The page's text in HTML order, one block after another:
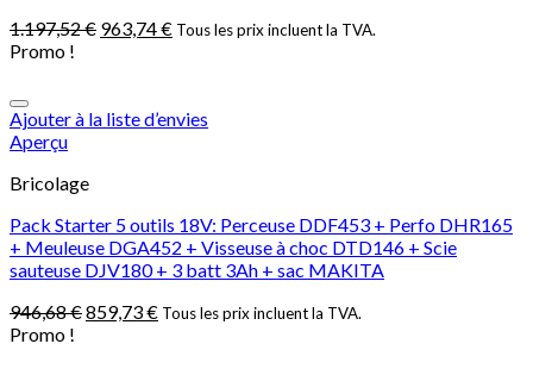
1.197,52€ 963,74€ Tous les prix incluent la TVA.
Promo !
Ajouter à la liste d’envies
Aperçu
Bricolage
Pack Starter 5 outils 18V: Perceuse DDF453 + Perfo DHR165
+ Meuleuse DGA452 + Visseuse à choc DTD146 + Scie
sauteuse DJV180 + 3 batt 3Ah + sac MAKITA
946,68€859,73€ Tous les prix incluent la TVA.
Promo !